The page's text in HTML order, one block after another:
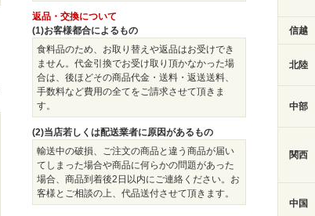
返品・交換について
(1)お客様都合によるもの
食料品のため、お取り替えや返品はお受けでき
ません。代金引換でお受け取り頂かなかった場
合は、後ほどその商品代金・送料・返送送料、
手数料など費用の全てをご請求させて頂きま
す。
(2)当店若しくは配送業者に原因があるもの
輸送中の破損、ご注文の商品と違う商品が届い
てしまった場合や商品に何らかの問題があった
場合、商品到着後2日以内にご連絡ください。お
客様とご相談の上、代品送付させて頂きます。
信越
北陸
中部
関西
中国